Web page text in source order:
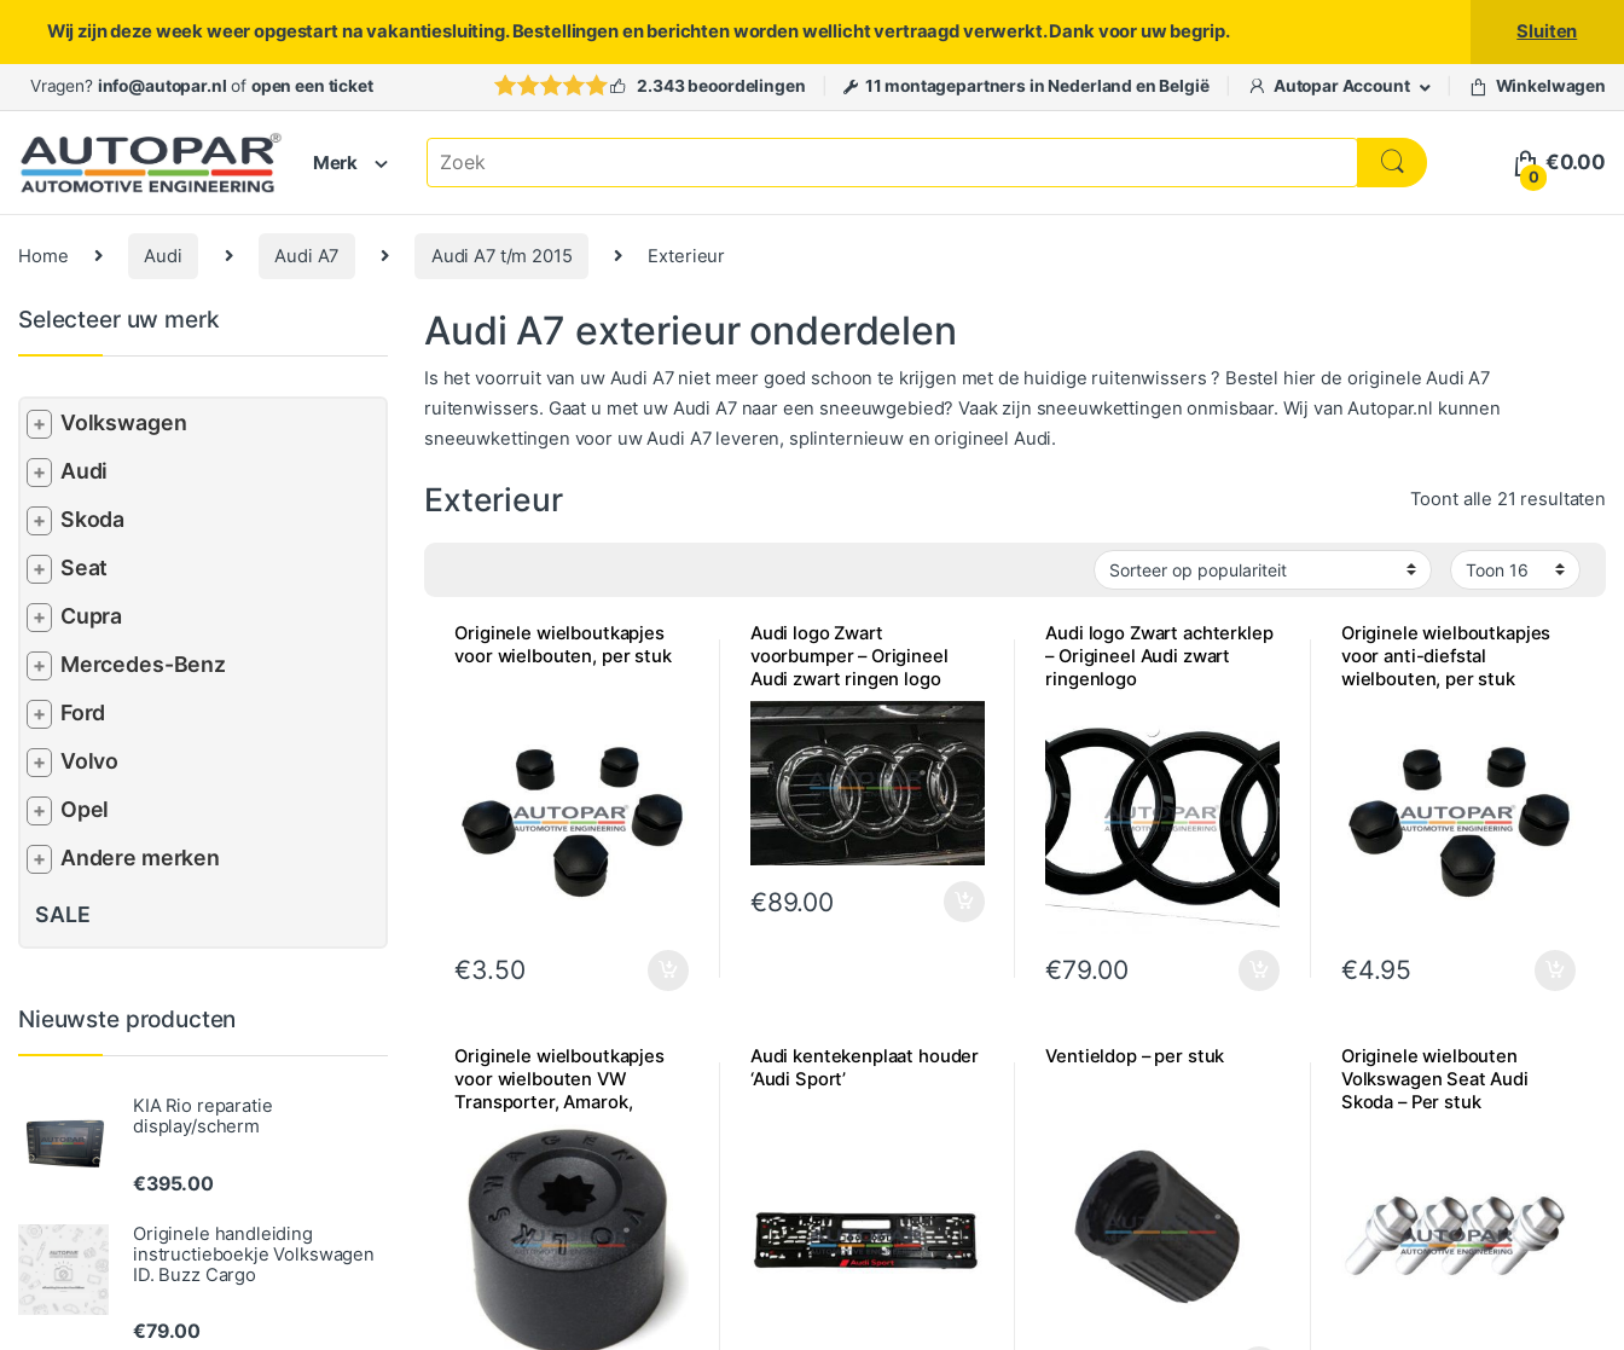
Wij zijn deze week weer opgestart na vakantiesluiting. Bestellingen en berichten worden wellicht vertraagd verwerkt. Dank voor uw begrip. Sluiten
Skip to navigation
Skip to content
Vragen? info@autopar.nl of open een ticket 2.343 beoordelingen 11 montagepartners in Nederland en België Autopar Account Winkelwagen
Merk
Search for:
0
€0.00
Home Audi Audi A7 Audi A7 t/m 2015 Exterieur
Audi A7 exterieur onderdelen
Is het voorruit van uw Audi A7 niet meer goed schoon te krijgen met de huidige ruitenwissers ? Bestel hier de originele Audi A7
ruitenwissers. Gaat u met uw Audi A7 naar een sneeuwgebied? Vaak zijn sneeuwkettingen onmisbaar. Wij van Autopar.nl kunnen
sneeuwkettingen voor uw Audi A7 leveren, splinternieuw en origineel Audi.
Exterieur Toont alle 21 resultaten
Originele wielboutkapjes
voor wielbouten, per stuk
€3.50
Audi logo Zwart
voorbumper – Origineel
Audi zwart ringen logo
voorzijde
€89.00
Audi logo Zwart achterklep
– Origineel Audi zwart
ringenlogo
€79.00
Originele wielboutkapjes
voor anti-diefstal
wielbouten, per stuk
€4.95
Originele wielboutkapjes
voor wielbouten VW
Transporter, Amarok,
Touareg, per stuk
Audi kentekenplaat houder
‘Audi Sport’
Ventieldop – per stuk
Originele wielbouten
Volkswagen Seat Audi
Skoda – Per stuk
Selecteer uw merk
+ Volkswagen
+ Audi
+ Skoda
+ Seat
+ Cupra
+ Mercedes-Benz
+ Ford
+ Volvo
+ Opel
+ Andere merken
SALE
Nieuwste producten
KIA Rio reparatie
display/scherm
€395.00
Originele handleiding
instructieboekje Volkswagen
ID. Buzz Cargo
€79.00